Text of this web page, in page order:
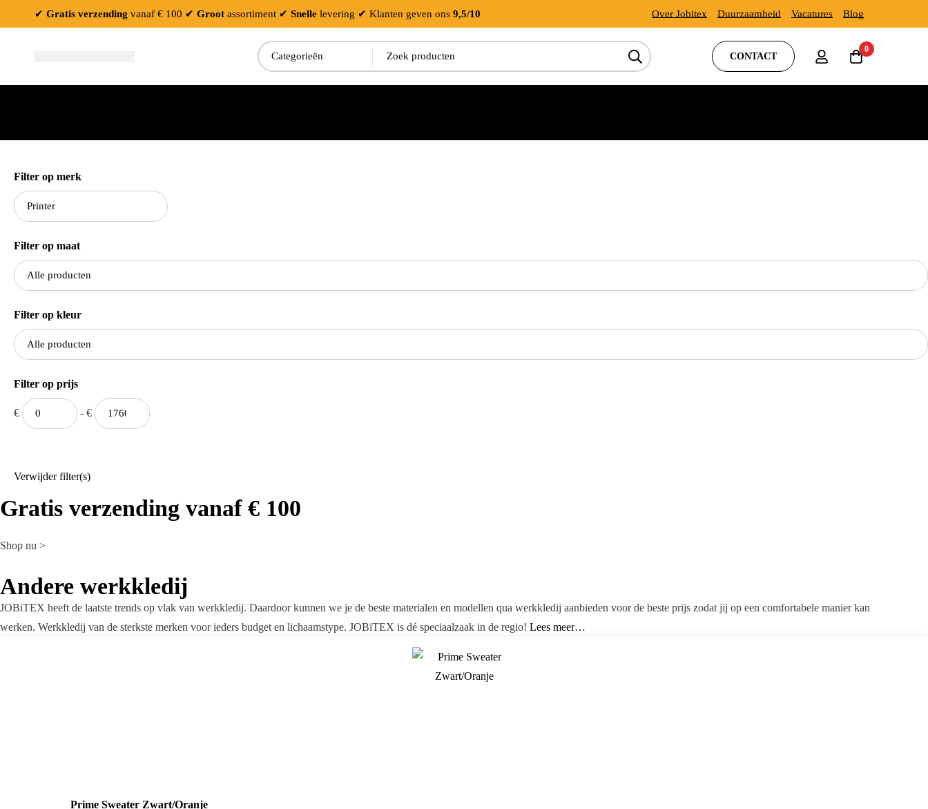
✔ Gratis verzending vanaf € 100 ✔ Groot assortiment ✔ Snelle levering ✔ Klanten geven ons 9,5/10 Over Jobitex Duurzaamheid Vacatures Blog
CONTACT
0
Filter op merk
Filter op maat
Filter op kleur
Filter op prijs
€ - €
Verwijder filter(s)
Gratis verzending vanaf € 100
Shop nu >
Andere werkkledij
JOBiTEX heeft de laatste trends op vlak van werkkledij. Daardoor kunnen we je de beste materialen en modellen qua werkkledij aanbieden voor de beste prijs zodat jij op een comfortabele manier kan
werken. Werkkledij van de sterkste merken voor ieders budget en lichaamstype. JOBiTEX is dé speciaalzaak in de regio! Lees meer…
Prime Sweater Zwart/Oranje